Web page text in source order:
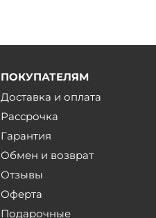
ПОКУПАТЕЛЯМ
Доставка и оплата
Рассрочка
Гарантия
Обмен и возврат
Отзывы
Оферта
Подарочные